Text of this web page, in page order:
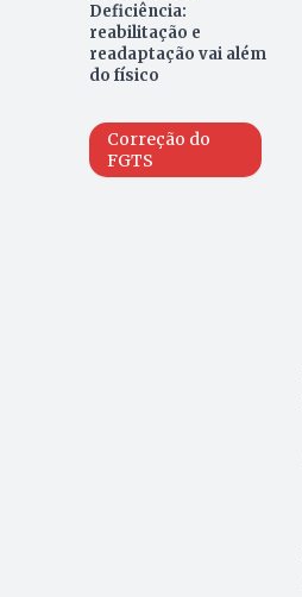
Deficiência:
reabilitação e
readaptação vai além
do físico
Correção do
FGTS